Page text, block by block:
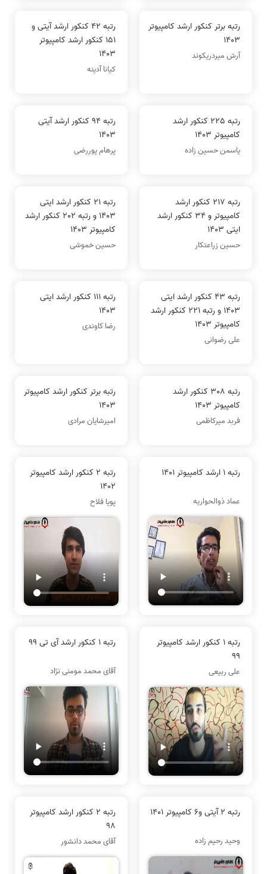
رتبه برتر کنکور ارشد کامپیوتر
1403
آرش میردریکوند
رتبه 42 کنکور ارشد آیتی و
151 کنکور ارشد کامپیوتر
1403
کیانا آدینه
رتبه 225 کنکور ارشد
کامپیوتر 1403
یاسمن حسین زاده
رتبه 94 کنکور ارشد آیتی
1403
پرهام پوررضی
رتبه 217 کنکور ارشد
کامپیوتر و 34 کنکور ارشد
ایتی 1403
حسین زراعتکار
رتبه 21 کنکور ارشد ایتی
1403 و رتبه 202 کنکور ارشد
کامپیوتر 1403
حسین خموشی
رتبه 43 کنکور ارشد ایتی
1403 و رتبه 221 کنکور ارشد
کامپیوتر 1403
علی رضوانی
رتبه 111 کنکور ارشد ایتی
1403
رضا کاوندی
رتبه 308 کنکور ارشد
کامپیوتر 1403
فربد میرکاظمی
رتبه برتر کنکور ارشد کامپیوتر
1403
امیرشایان مرادی
رتبه 1 ارشد کامپیوتر 1401
عماد ذوالحواریه
رتبه 2 کنکور ارشد کامپیوتر
1402
پویا فلاح
رتبه 1 کنکور ارشد کامپیوتر
99
علی ربیعی
رتبه 1 کنکور ارشد آی تی 99
آقای محمد مومنی نژاد
رتبه 2 آیتی و6 کامپیوتر 1401
وحید رحیم زاده
رتبه 2 کنکور ارشد کامپیوتر
98
آقای محمد دانشور